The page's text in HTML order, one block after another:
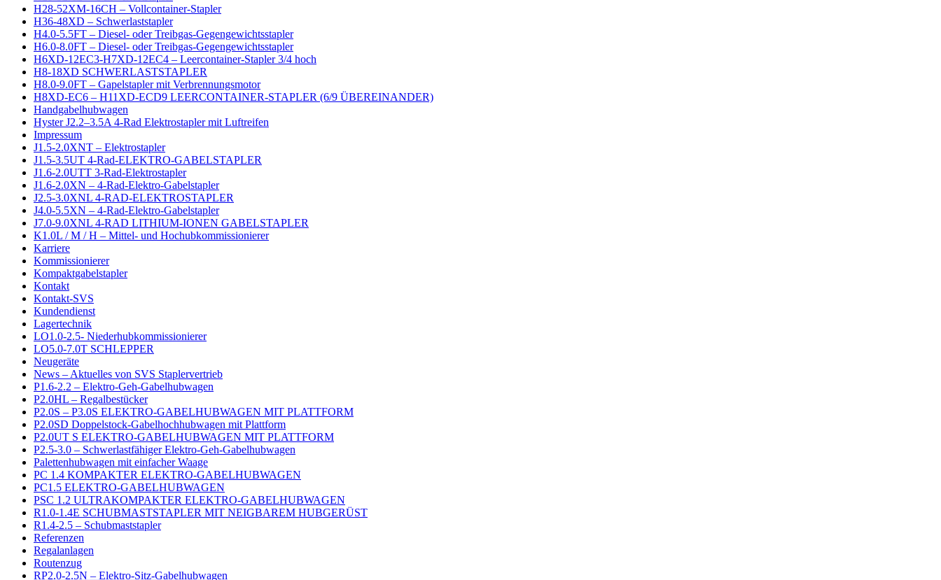
H28-52XM-16CH – Vollcontainer-Stapler
H36-48XD – Schwerlaststapler
H4.0-5.5FT – Diesel- oder Treibgas-Gegengewichtsstapler
H6.0-8.0FT – Diesel- oder Treibgas-Gegengewichtsstapler
H6XD-12EC3-H7XD-12EC4 – Leercontainer-Stapler 3/4 hoch
H8-18XD SCHWERLASTSTAPLER
H8.0-9.0FT – Gapelstapler mit Verbrennungsmotor
H8XD-EC6 – H11XD-ECD9 LEERCONTAINER-STAPLER (6/9 ÜBEREINANDER)
Handgabelhubwagen
Hyster J2.2–3.5A 4-Rad Elektrostapler mit Luftreifen
Impressum
J1.5-2.0XNT – Elektrostapler
J1.5-3.5UT 4-Rad-ELEKTRO-GABELSTAPLER
J1.6-2.0UTT 3-Rad-Elektrostapler
J1.6-2.0XN – 4-Rad-Elektro-Gabelstapler
J2.5-3.0XNL 4-RAD-ELEKTROSTAPLER
J4.0-5.5XN – 4-Rad-Elektro-Gabelstapler
J7.0-9.0XNL 4-RAD LITHIUM-IONEN GABELSTAPLER
K1.0L / M / H – Mittel- und Hochubkommissionierer
Karriere
Kommissionierer
Kompaktgabelstapler
Kontakt
Kontakt-SVS
Kundendienst
Lagertechnik
LO1.0-2.5- Niederhubkommissionierer
LO5.0-7.0T SCHLEPPER
Neugeräte
News – Aktuelles von SVS Staplervertrieb
P1.6-2.2 – Elektro-Geh-Gabelhubwagen
P2.0HL – Regalbestücker
P2.0S – P3.0S ELEKTRO-GABELHUBWAGEN MIT PLATTFORM
P2.0SD Doppelstock-Gabelhochhubwagen mit Plattform
P2.0UT S ELEKTRO-GABELHUBWAGEN MIT PLATTFORM
P2.5-3.0 – Schwerlastfähiger Elektro-Geh-Gabelhubwagen
Palettenhubwagen mit einfacher Waage
PC 1.4 KOMPAKTER ELEKTRO-GABELHUBWAGEN
PC1.5 ELEKTRO-GABELHUBWAGEN
PSC 1.2 ULTRAKOMPAKTER ELEKTRO-GABELHUBWAGEN
R1.0-1.4E SCHUBMASTSTAPLER MIT NEIGBAREM HUBGERÜST
R1.4-2.5 – Schubmaststapler
Referenzen
Regalanlagen
Routenzug
RP2.0-2.5N – Elektro-Sitz-Gabelhubwagen